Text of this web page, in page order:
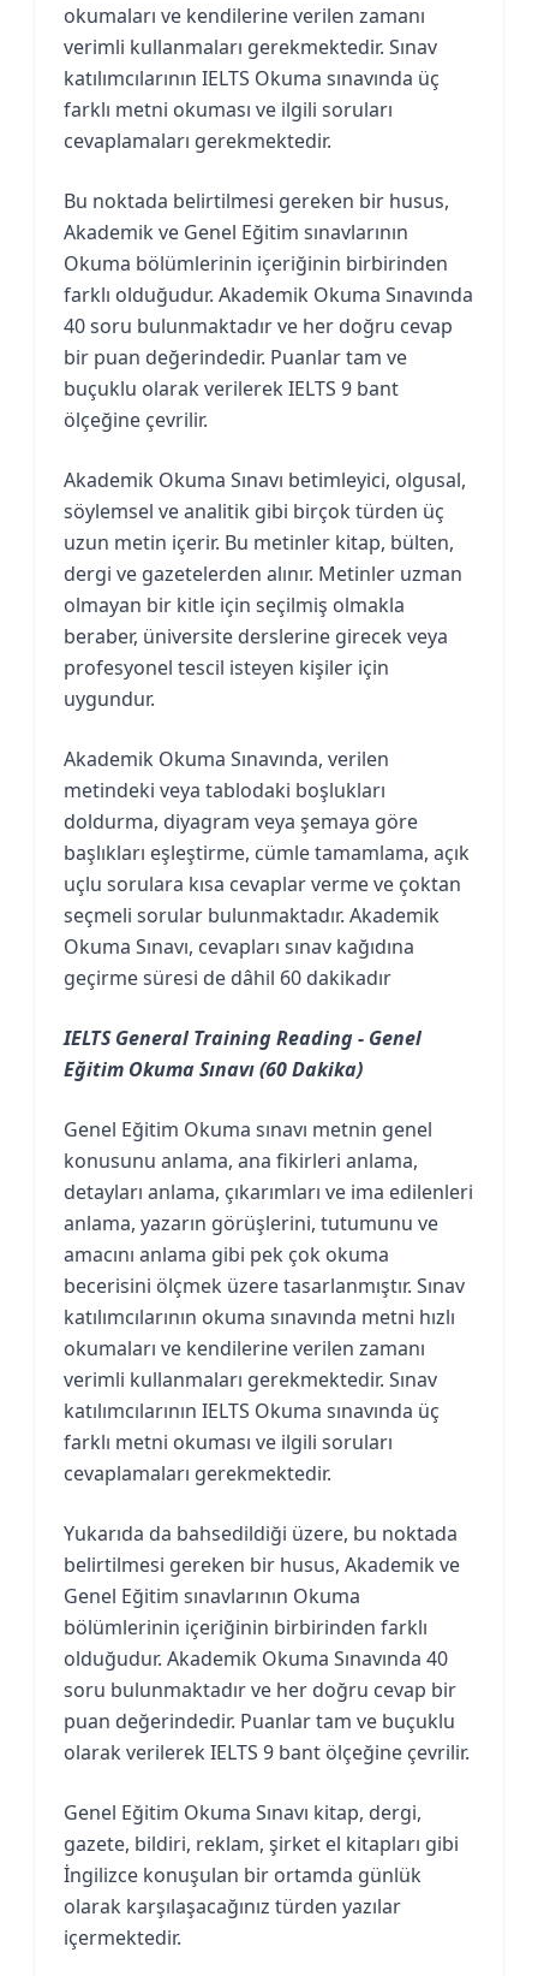
okumaları ve kendilerine verilen zamanı
verimli kullanmaları gerekmektedir. Sınav
katılımcılarının IELTS Okuma sınavında üç
farklı metni okuması ve ilgili soruları
cevaplamaları gerekmektedir.
Bu noktada belirtilmesi gereken bir husus,
Akademik ve Genel Eğitim sınavlarının
Okuma bölümlerinin içeriğinin birbirinden
farklı olduğudur. Akademik Okuma Sınavında
40 soru bulunmaktadır ve her doğru cevap
bir puan değerindedir. Puanlar tam ve
buçuklu olarak verilerek IELTS 9 bant
ölçeğine çevrilir.
Akademik Okuma Sınavı betimleyici, olgusal,
söylemsel ve analitik gibi birçok türden üç
uzun metin içerir. Bu metinler kitap, bülten,
dergi ve gazetelerden alınır. Metinler uzman
olmayan bir kitle için seçilmiş olmakla
beraber, üniversite derslerine girecek veya
profesyonel tescil isteyen kişiler için
uygundur.
Akademik Okuma Sınavında, verilen
metindeki veya tablodaki boşlukları
doldurma, diyagram veya şemaya göre
başlıkları eşleştirme, cümle tamamlama, açık
uçlu sorulara kısa cevaplar verme ve çoktan
seçmeli sorular bulunmaktadır. Akademik
Okuma Sınavı, cevapları sınav kağıdına
geçirme süresi de dâhil 60 dakikadır
IELTS General Training Reading - Genel
Eğitim Okuma Sınavı (60 Dakika)
Genel Eğitim Okuma sınavı metnin genel
konusunu anlama, ana fikirleri anlama,
detayları anlama, çıkarımları ve ima edilenleri
anlama, yazarın görüşlerini, tutumunu ve
amacını anlama gibi pek çok okuma
becerisini ölçmek üzere tasarlanmıştır. Sınav
katılımcılarının okuma sınavında metni hızlı
okumaları ve kendilerine verilen zamanı
verimli kullanmaları gerekmektedir. Sınav
katılımcılarının IELTS Okuma sınavında üç
farklı metni okuması ve ilgili soruları
cevaplamaları gerekmektedir.
Yukarıda da bahsedildiği üzere, bu noktada
belirtilmesi gereken bir husus, Akademik ve
Genel Eğitim sınavlarının Okuma
bölümlerinin içeriğinin birbirinden farklı
olduğudur. Akademik Okuma Sınavında 40
soru bulunmaktadır ve her doğru cevap bir
puan değerindedir. Puanlar tam ve buçuklu
olarak verilerek IELTS 9 bant ölçeğine çevrilir.
Genel Eğitim Okuma Sınavı kitap, dergi,
gazete, bildiri, reklam, şirket el kitapları gibi
İngilizce konuşulan bir ortamda günlük
olarak karşılaşacağınız türden yazılar
içermektedir.